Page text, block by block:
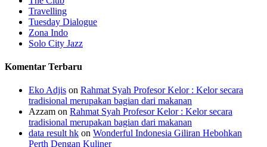
Travelling
Tuesday Dialogue
Zona Indo
Solo City Jazz
Komentar Terbaru
Eko Adjis on Rahmat Syah Profesor Kelor : Kelor secara
tradisional merupakan bagian dari makanan
Azzam on Rahmat Syah Profesor Kelor : Kelor secara
tradisional merupakan bagian dari makanan
data result hk on Wonderful Indonesia Giliran Hebohkan
Perth Dengan Kuliner